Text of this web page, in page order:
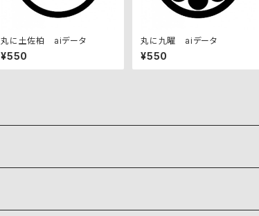
丸に土佐柏 aiデータ
¥550
丸に九曜 aiデータ
¥550